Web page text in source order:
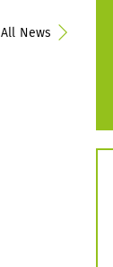
All News